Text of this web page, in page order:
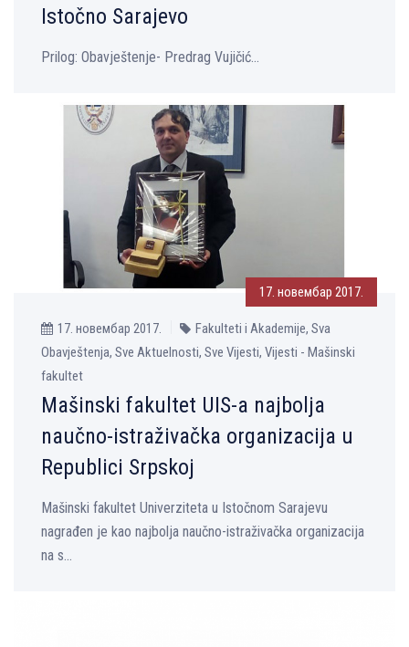
Istočno Sarajevo
Prilog: Оbavještenje- Predrag Vujičić...
17. новембар 2017.
17. новембар 2017.
Fakulteti i Akademije, Sva
Obavještenja, Sve Aktuelnosti, Sve Vijesti, Vijesti - Mašinski
fakultet
Mašinski fakultet UIS-a najbolјa
naučno-istraživačka organizacija u
Republici Srpskoj
Mašinski fakultet Univerziteta u Istočnom Sarajevu
nagrađen je kao najbolјa naučno-istraživačka organizacija
na s...